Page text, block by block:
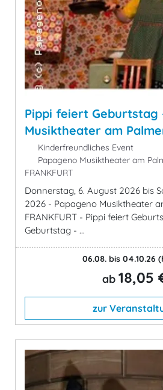
Pippi feiert Geburtstag
Musiktheater am
Kinderfreundliches Event
Papageno Musiktheater am
FRANKFURT
Donnerstag, 6. August 2026 bis
2026 - Papageno Musiktheater
FRANKFURT - Pippi feiert
Geburtstag - ...
06.08. bis 04.10.26
ab 18,05
zur